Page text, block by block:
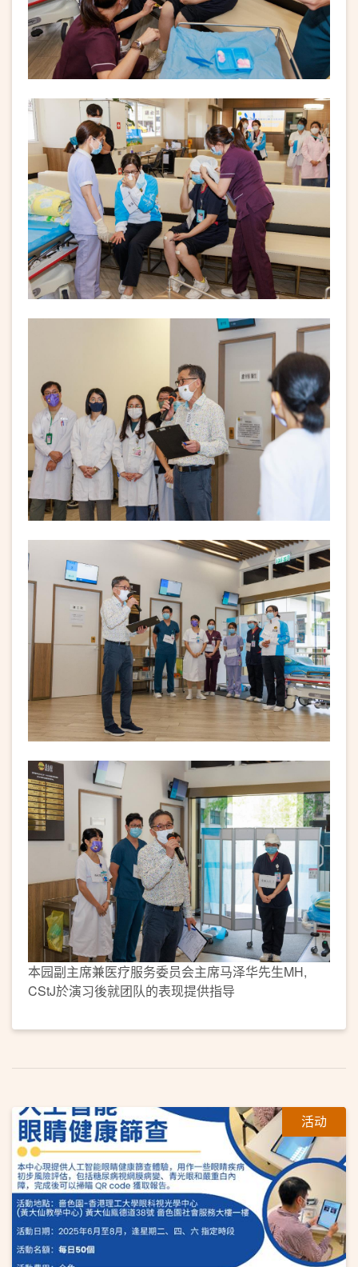
本园副主席兼医疗服务委员会主席马泽华先生MH,
CStJ於演习後就团队的表现提供指导
活动